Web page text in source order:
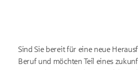
Sind Sie bereit für eine neue
Beruf und möchten Teil eines